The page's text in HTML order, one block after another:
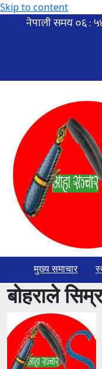
Skip to content
मुख्य समाचार
बोहराले